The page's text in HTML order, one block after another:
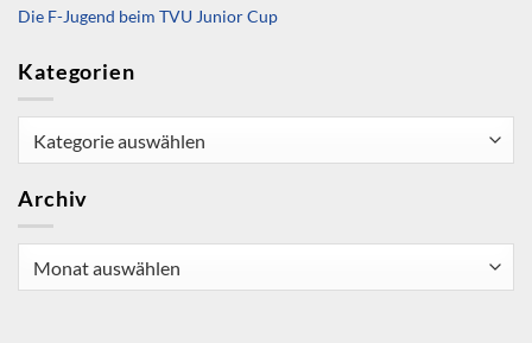
Die F-Jugend beim TVU Junior Cup
Kategorien
Archiv